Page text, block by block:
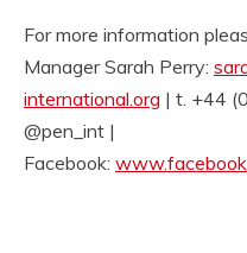
For more information
Manager Sarah Perry:
international.org | t. +44
@pen_int |
Facebook: